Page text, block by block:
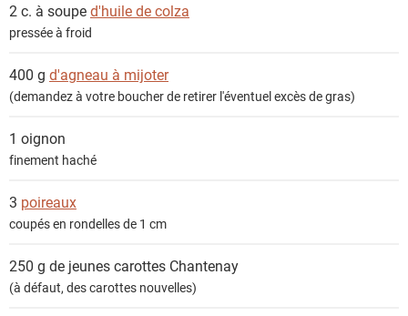
i
e
n
t
2 c. à souped'huile de colza
pressée à froid
400 g d'agneau à mijoter
(demandez à votre boucher de retirer l'éventuel excès de gras)
1 oignon
finement haché
3 poireaux
coupés en rondelles de 1 cm
250 g de jeunescarottes Chantenay
(à défaut, des carottes nouvelles)